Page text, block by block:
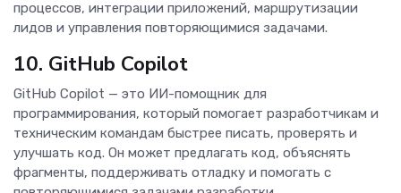
процессов, интеграции приложений, маршрутизации
лидов и управления повторяющимися задачами.
10. GitHub Copilot
GitHub Copilot — это ИИ-помощник для
программирования, который помогает разработчикам и
техническим командам быстрее писать, проверять и
улучшать код. Он может предлагать код, объяснять
фрагменты, поддерживать отладку и помогать с